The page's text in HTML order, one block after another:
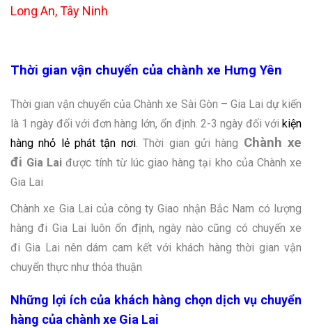
Long An, Tây Ninh
Thời gian vận chuyển của chành xe Hưng Yên
Thời gian vận chuyển của Chành xe Sài Gòn – Gia Lai dự kiến
là 1 ngày đối với đơn hàng lớn, ổn định. 2-3 ngày đối với kiện
hàng nhỏ lẻ phát tận nơi. Thời gian gửi hàng Chành xe
đi Gia Lai được tính từ lúc giao hàng tại kho của Chành xe
Gia Lai
Chành xe Gia Lai của công ty Giao nhận Bắc Nam có lượng
hàng đi Gia Lai luôn ổn định, ngày nào cũng có chuyến xe
đi Gia Lai nên dám cam kết với khách hàng thời gian vận
chuyển thực như thỏa thuận
Những lợi ích của khách hàng chọn dịch vụ chuyển
hàng của chành xe Gia Lai